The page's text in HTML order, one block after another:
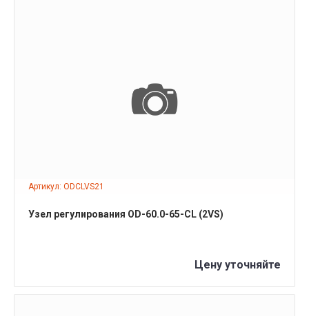
Артикул: ODCLVS21
ПОДРОБНЕЕ
Узел регулирования OD-60.0-65-CL (2VS)
Цену уточняйте